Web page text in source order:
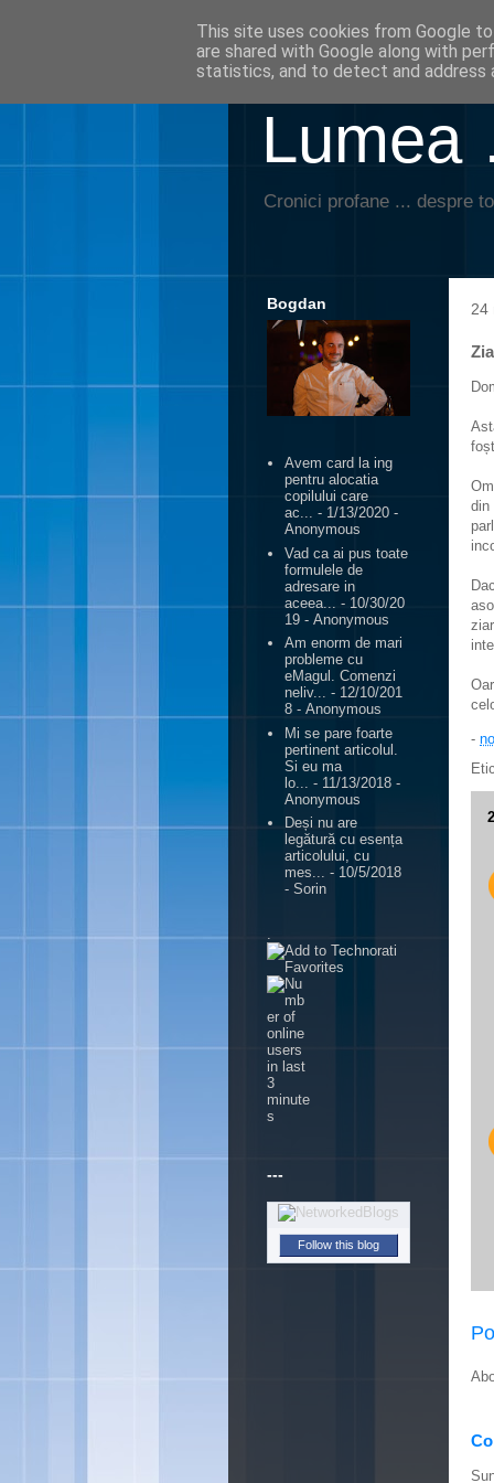
Lumea
Cronici profane ... despre
24
din
-
Bogdan
Avem card la ing
pentru alocatia
copilului care
ac... - 1/13/2020 -
Anonymous
Vad ca ai pus toate
formulele de
adresare in
aceea...
- 10/30/20
19 - Anonymous
Am enorm de mari
probleme cu
eMagul. Comenzi
neliv... - 12/10/201
8 - Anonymous
Mi se pare foarte
pertinent articolul.
Si eu ma
lo...
- 11/13/2018 -
Anonymous
Deși nu are
legătură cu esența
articolului, cu
mes... - 10/5/2018
- Sorin
---
Follow this blog
This site uses cookies from Google
are shared with Google along with
statistics, and to detect and address